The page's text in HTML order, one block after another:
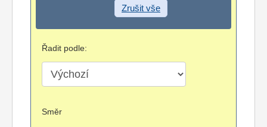
Zrušit vše
Řadit podle:
Směr